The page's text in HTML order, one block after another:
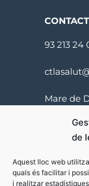
de
Aquest lloc web
quals és facilitar i
i realitzar
93 213 24
Mare de